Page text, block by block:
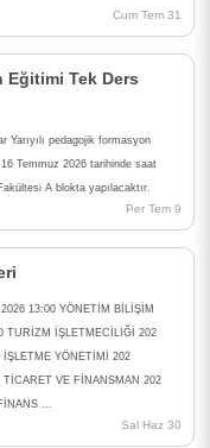
Cum Tem 31
Eğitimi Tek Ders
Yarıyılı pedagojik formasyon
Temmuz 2026 tarihinde saat
A blokta yapılacaktır.
Per Tem 9
13:00 YÖNETİM BİLİŞİM
TURİZM İŞLETMECİLİĞİ 202
İŞLETME YÖNETİMİ 202
VE FİNANSMAN 202
...
Sal Haz 30